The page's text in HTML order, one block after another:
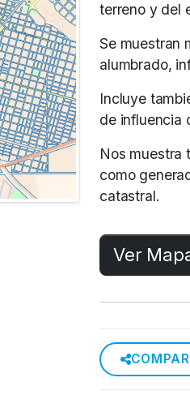
terreno y del
Se muestran
alumbrado,
Incluye
de influencia
Nos muestra
como
catastral.
Ver